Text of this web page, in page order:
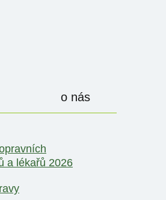
o nás
a lékařů 2026